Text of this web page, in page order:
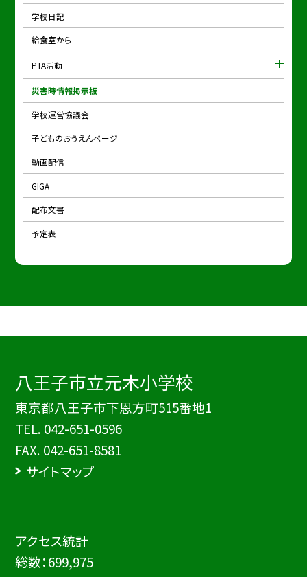
学校日記
給食室から
PTA活動
災害時情報掲示板
学校運営協議会
子どものおうえんページ
動画配信
GIGA
配布文書
予定表
八王子市立元木小学校
東京都八王子市下恩方町515番地1
TEL. 042-651-0596
FAX. 042-651-8581
サイトマップ
アクセス統計
総数：699,975